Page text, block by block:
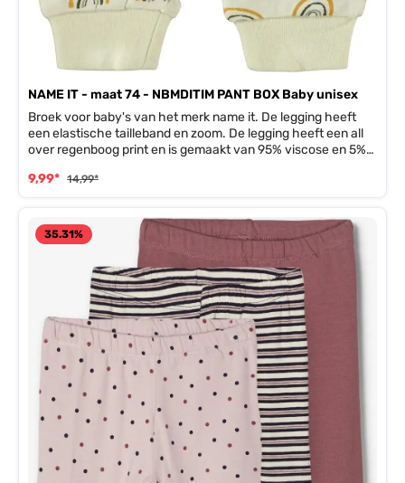
NAME IT - maat 74 - NBMDITIM PANT BOX Baby unisex
Broek voor baby's van het merk name it. De legging heeft
een elastische tailleband en zoom. De legging heeft een all
over regenboog print en is gemaakt van 95% viscose en 5%
9,99* 14,99*
35.31%